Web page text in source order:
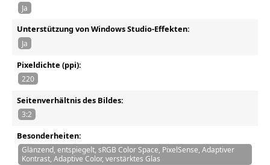
Ja
Unterstützung von Windows Studio-Effekten:
Ja
Pixeldichte (ppi):
220
Seitenverhältnis des Bildes:
3:2
Besonderheiten:
Glänzend, entspiegelt, sRGB Color Space, PixelSense, Adaptiver
Kontrast, Adaptive Color, verstärktes Glas